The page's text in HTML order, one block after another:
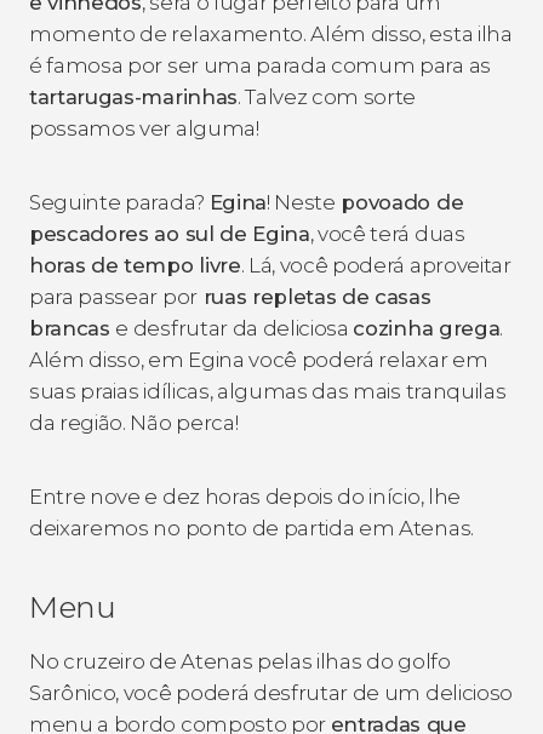
momento de relaxamento. Além disso, esta ilha
é famosa por ser uma parada comum para as
tartarugas-marinhas. Talvez com sorte
possamos ver alguma!
Seguinte parada? Egina! Neste povoado de
pescadores ao sul de Egina, você terá duas
horas de tempo livre. Lá, você poderá aproveitar
para passear porruas repletas de casas
brancas e desfrutar da deliciosa cozinha grega.
Além disso, em Egina você poderá relaxar em
suas praias idílicas, algumas das mais tranquilas
da região. Não perca!
Entre nove e dez horas depois do início, lhe
deixaremos no ponto de partida em Atenas.
Menu
No cruzeiro de Atenas pelas ilhas do golfo
Sarônico, você poderá desfrutar de um delicioso
menu a bordo composto por entradas que